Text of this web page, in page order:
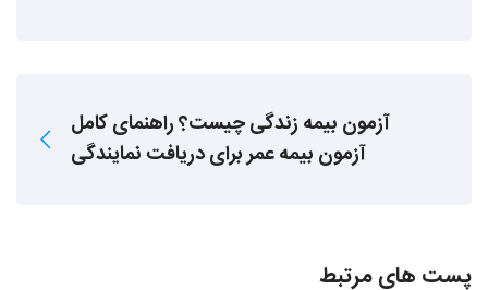
آزمون بیمه زندگی چیست؟ راهنمای کامل
آزمون بیمه عمر برای دریافت نمایندگی
پست های مرتبط